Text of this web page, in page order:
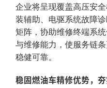
企业将呈现覆盖高压安
装辅助、电驱系统故障
矩阵，协助维修终端系
与维修能力，使服务链
稳健可靠。
稳固燃油车精修优势，